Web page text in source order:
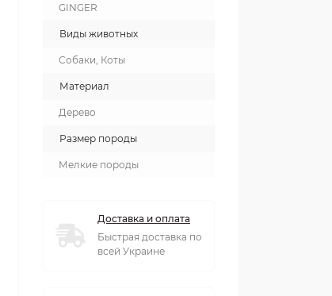
GINGER
Виды животных
Собаки, Коты
Материал
Дерево
Размер породы
Мелкие породы
Доставка и оплата
Быстрая доставка по
всей Украине